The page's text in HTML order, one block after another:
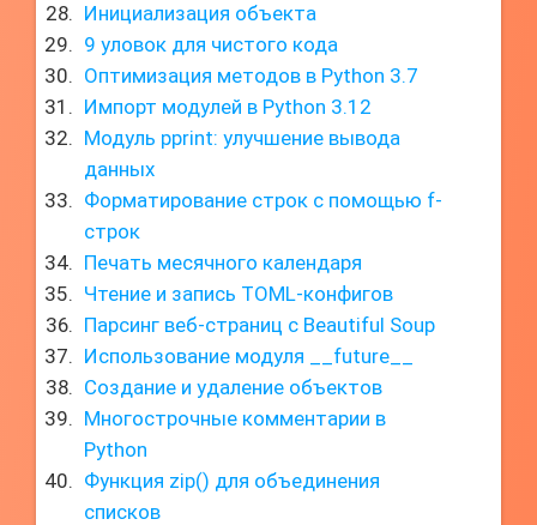
Инициализация объекта
9 уловок для чистого кода
Оптимизация методов в Python 3.7
Импорт модулей в Python 3.12
Модуль pprint: улучшение вывода
данных
Форматирование строк с помощью f-
строк
Печать месячного календаря
Чтение и запись TOML-конфигов
Парсинг веб-страниц с Beautiful Soup
Использование модуля __future__
Создание и удаление объектов
Многострочные комментарии в
Python
Функция zip() для объединения
списков